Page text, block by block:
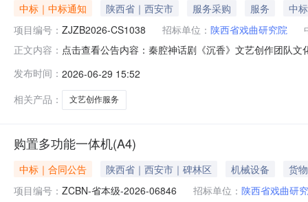
中标｜中标通知 陕西省｜西安市 服务采购 服务
中
项目编号： ZJZB2026-CS1038 招标单位： 陕西省戏曲研究院
正文内容： 点击查看公告内容：秦腔神话剧《沉香》文艺创作团队
发布时间： 2026-06-29 15:52
相关产品：
文艺创作服务
购置多功能一体机(A4)
中标｜合同公告 陕西省｜西安市｜碑林区 机械设备
货物
项目编号： ZCBN-省本级-2026-06846 招标单位： 陕西省戏曲研